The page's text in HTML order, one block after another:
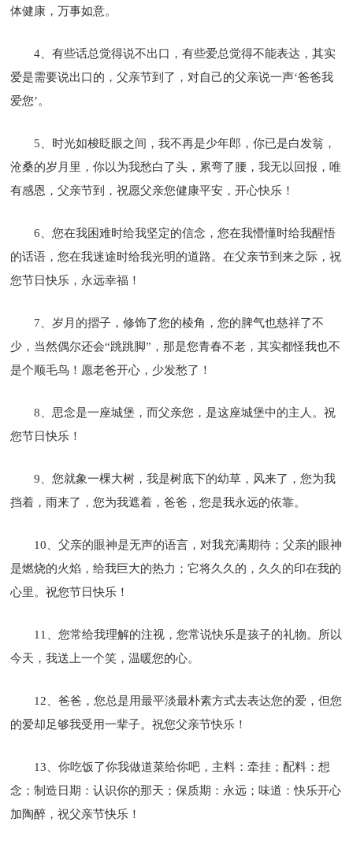
体健康，万事如意。
4、有些话总觉得说不出口，有些爱总觉得不能表达，其实
爱是需要说出口的，父亲节到了，对自己的父亲说一声‘爸爸我
爱您’。
5、时光如梭眨眼之间，我不再是少年郎，你已是白发翁，
沧桑的岁月里，你以为我愁白了头，累弯了腰，我无以回报，唯
有感恩，父亲节到，祝愿父亲您健康平安，开心快乐！
6、您在我困难时给我坚定的信念，您在我懵懂时给我醒悟
的话语，您在我迷途时给我光明的道路。在父亲节到来之际，祝
您节日快乐，永远幸福！
7、岁月的摺子，修饰了您的棱角，您的脾气也慈祥了不
少，当然偶尔还会“跳跳脚”，那是您青春不老，其实都怪我也不
是个顺毛鸟！愿老爸开心，少发愁了！
8、思念是一座城堡，而父亲您，是这座城堡中的主人。祝
您节日快乐！
9、您就象一棵大树，我是树底下的幼草，风来了，您为我
挡着，雨来了，您为我遮着，爸爸，您是我永远的依靠。
10、父亲的眼神是无声的语言，对我充满期待；父亲的眼神
是燃烧的火焰，给我巨大的热力；它将久久的，久久的印在我的
心里。祝您节日快乐！
11、您常给我理解的注视，您常说快乐是孩子的礼物。所以
今天，我送上一个笑，温暖您的心。
12、爸爸，您总是用最平淡最朴素方式去表达您的爱，但您
的爱却足够我受用一辈子。祝您父亲节快乐！
13、你吃饭了你我做道菜给你吧，主料：牵挂；配料：想
念；制造日期：认识你的那天；保质期：永远；味道：快乐开心
加陶醉，祝父亲节快乐！